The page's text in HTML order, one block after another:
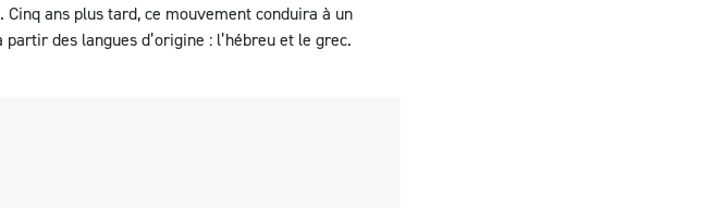
ans plus tard, ce mouvement conduira à un
des langues d’origine : l’hébreu et le grec.